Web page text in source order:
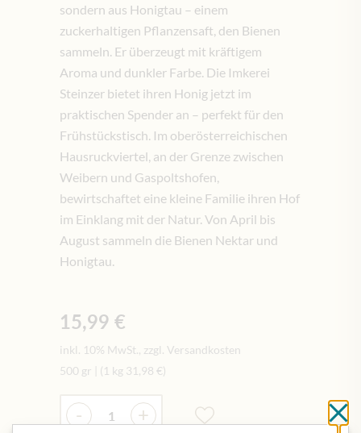
sondern aus Honigtau – einem
zuckerhaltigen Pflanzensaft, den Bienen
sammeln. Er überzeugt mit kräftigem
Aroma und dunkler Farbe. Die Imkerei
Steinzer bietet ihren Honig jetzt im
praktischen Spender an – perfekt für den
Frühstückstisch. Im oberösterreichischen
Hausruckviertel, an der Grenze zwischen
Weibern und Gaspoltshofen,
bewirtschaftet eine kleine Familie ihren Hof
im Einklang mit der Natur. Von April bis
August sammeln die Bienen Nektar und
Honigtau.
15,99 €
inkl. 10% MwSt., zzgl. Versandkosten
500 gr
(1 kg 31,98 €)
Menge
- +